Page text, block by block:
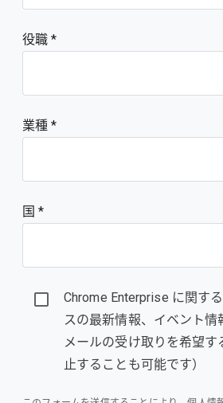
役職
業種 *
国 *
Chrome Enterprise に関す
スの最新情報、イベント情
メールの受け取りを希望す
止することも可能です）